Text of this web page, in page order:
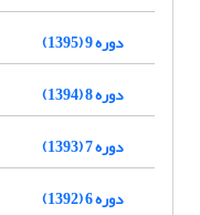
دوره 9 (1395)
دوره 8 (1394)
دوره 7 (1393)
دوره 6 (1392)